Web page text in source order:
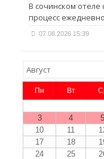
В сочинском
процесс
07.08.2026 15:39
Пн Вт
3
4 5
10
11
17
18
24
25